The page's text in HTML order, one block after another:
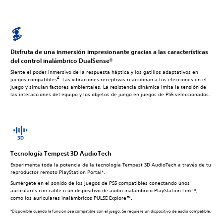
Disfruta de una inmersión impresionante gracias a las características
del control inalámbrico DualSense®
Siente el poder inmersivo de la respuesta háptica y los gatillos adaptativos en
juegos compatibles4. Las vibraciones receptivas reaccionan a tus elecciones en el
juego y simulan factores ambientales. La resistencia dinámica imita la tensión de
las interacciones del equipo y los objetos de juego en juegos de PS5 seleccionados.
Tecnología Tempest 3D AudioTech
Experimenta toda la potencia de la tecnología Tempest 3D AudioTech a través de tu
reproductor remoto PlayStation Portal*.
Sumérgete en el sonido de los juegos de PS5 compatibles conectando unos
auriculares con cable o un dispositivo de audio inalámbrico PlayStation Link™,
como los auriculares inalámbricos PULSE Explore™.
*Disponible cuando la función sea compatible con el juego. Se requiere un dispositivo de audio compatible.